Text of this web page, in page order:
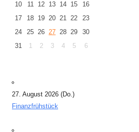
10
11 12 13 14 15
16
17
18 19 20 21 22
23
24
25 26 27 28 29
30
31
1 2 3 4 5 6
27. August 2026 (Do.)
Finanzfrühstück